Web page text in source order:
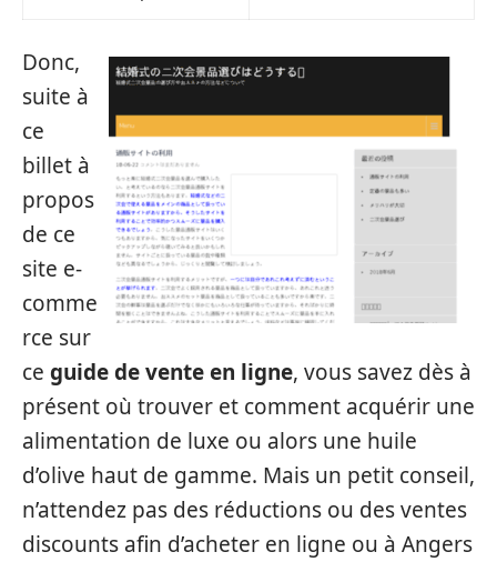
Donc,
suite à
ce
billet à
propos
de ce
site e-
comme
rce sur
ce guide de vente en ligne, vous savez dès à
présent où trouver et comment acquérir une
alimentation de luxe ou alors une huile
d’olive haut de gamme. Mais un petit conseil,
n’attendez pas des réductions ou des ventes
discounts afin d’acheter en ligne ou à Angers